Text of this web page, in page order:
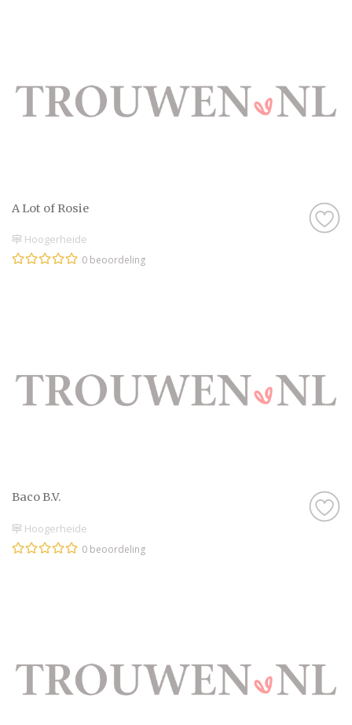
A Lot of Rosie
Hoogerheide
0 beoordeling
Baco B.V.
Hoogerheide
0 beoordeling